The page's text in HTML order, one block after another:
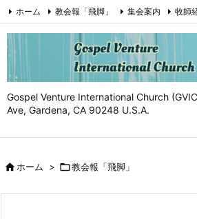
Gospel Venture International Church
Ave, Gardena, CA 90248 U.S.A.
ホーム 教会報「飛脚」 集会案内 牧師
証（Testimony) お問い合わせ Facebook
ホーム > 教会報「飛脚」